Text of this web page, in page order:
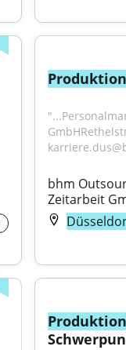
bhm
Zeitarbeit